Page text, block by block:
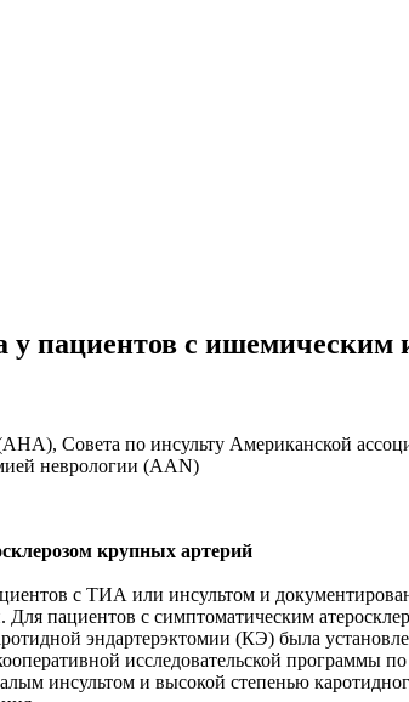
у пациентов с
Совета по инсульту Американской
неврологии (AAN)
крупных артерий
с ТИА или инсультом и
Для пациентов с симптоматическим
эндартерэктомии (КЭ) была
исследовательской программы
инсультом и высокой степенью